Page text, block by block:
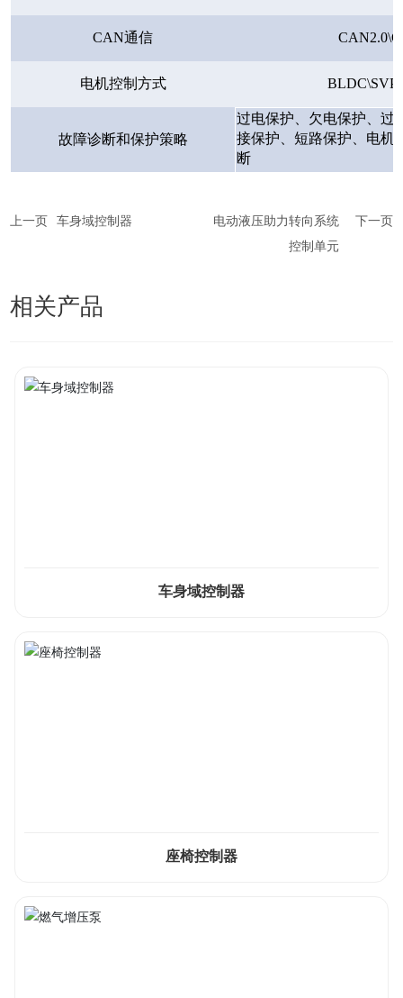
CAN通信
电机控制方式
故障诊断和保护策略
过电保护、欠电保护、过
接保护、短路保护、电机
断
上一页 车身域控制器
电动液压助力转向系统
控制单元
下一页
相关产品
车身域控制器
座椅控制器